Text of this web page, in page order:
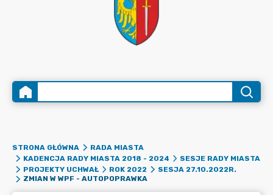
STRONA GŁÓWNA
RADA MIASTA
KADENCJA RADY MIASTA 2018 - 2024
SESJE RADY MIASTA
PROJEKTY UCHWAŁ
ROK 2022
SESJA 27.10.2022R.
ZMIAN W WPF - AUTOPOPRAWKA